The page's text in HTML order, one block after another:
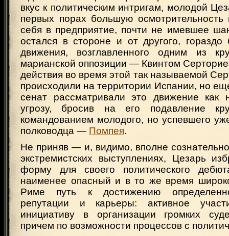
вкус к политическим интригам, молодой
первых порах большую
себя в предприятие, почти не имевшее
остался в стороне и от другого, гораздо
движения, возглавленного одним из
марианской оппозиции — Квинтом
действия во время этой так называемой
происходили на территории Испании, но
сенат рассматривали это движение как
угрозу, бросив на его подавление
командованием молодого, но успевшего
полководца — Помпея.
Не приняв — и, видимо, вполне
экстремистских выступлениях, Цезарь
форму для своего политического
наименее опасный и в то же время
Риме путь к достижению
репутации и карьеры: активное
инициативу в организации громких
причем по возможности процессов с